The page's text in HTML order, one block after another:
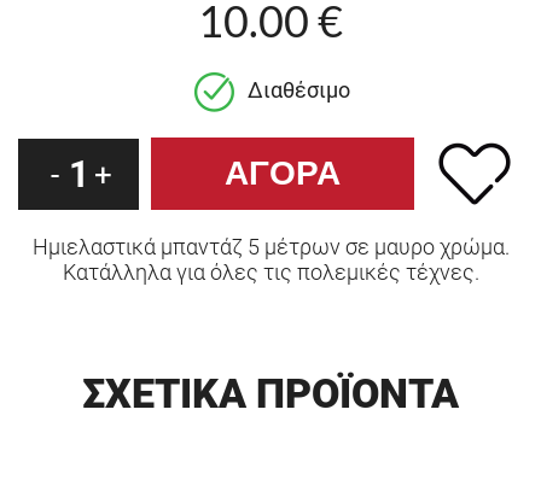
10.00 €
Διαθέσιμο
- 1 +
Ημιελαστικά μπαντάζ 5 μέτρων σε μαυρο χρώμα.
Κατάλληλα για όλες τις πολεμικές τέχνες.
ΣΧΕΤΙΚΑ ΠΡΟΪΟΝΤΑ